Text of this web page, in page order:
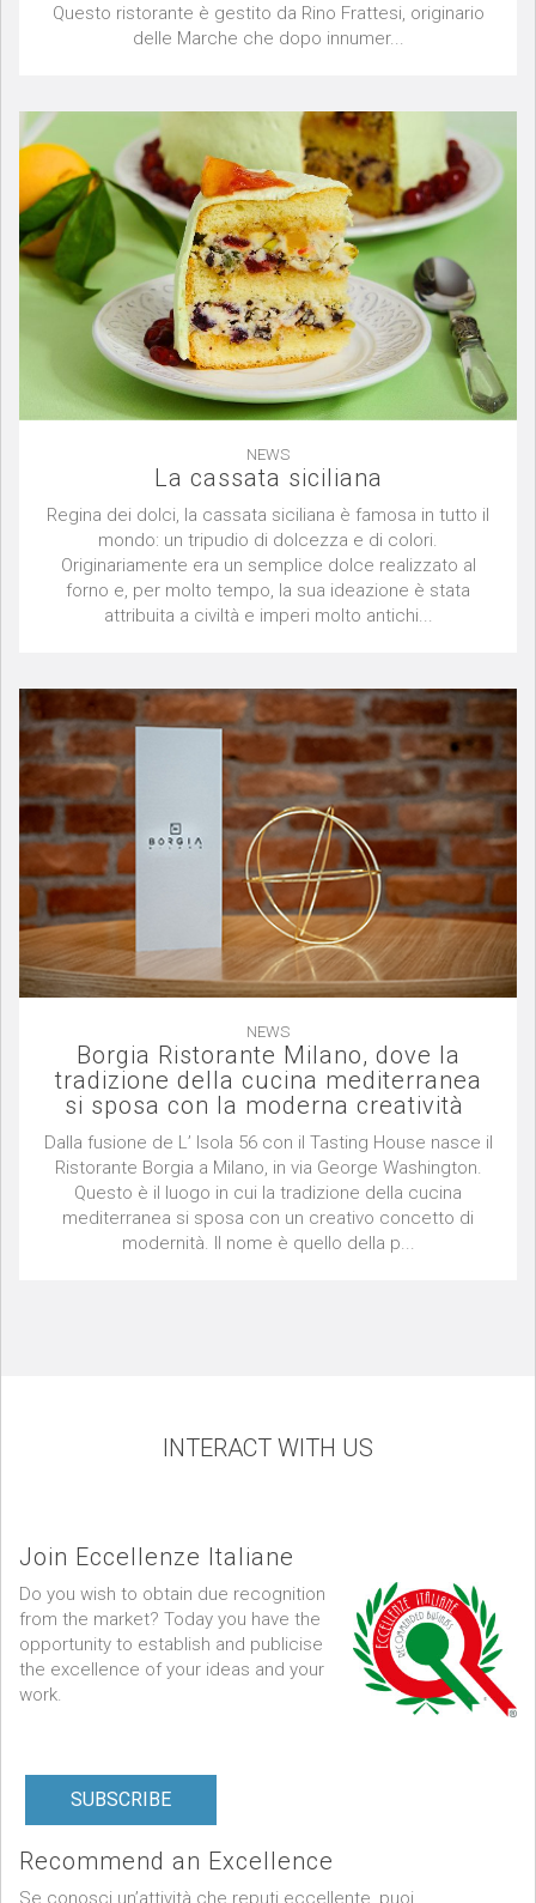
Questo ristorante è gestito da Rino Frattesi, originario
delle Marche che dopo innumer...
NEWS
La cassata siciliana
Regina dei dolci, la cassata siciliana è famosa in tutto il
mondo: un tripudio di dolcezza e di colori.
Originariamente era un semplice dolce realizzato al
forno e, per molto tempo, la sua ideazione è stata
attribuita a civiltà e imperi molto antichi...
NEWS
Borgia Ristorante Milano, dove la
tradizione della cucina mediterranea
si sposa con la moderna creatività
Dalla fusione de L’ Isola 56 con il Tasting House nasce il
Ristorante Borgia a Milano, in via George Washington.
Questo è il luogo in cui la tradizione della cucina
mediterranea si sposa con un creativo concetto di
modernità. Il nome è quello della p...
INTERACT WITH US
Join Eccellenze Italiane
Do you wish to obtain due recognition
from the market? Today you have the
opportunity to establish and publicise
the excellence of your ideas and your
work.
SUBSCRIBE
Recommend an Excellence
Se conosci un’attività che reputi eccellente, puoi